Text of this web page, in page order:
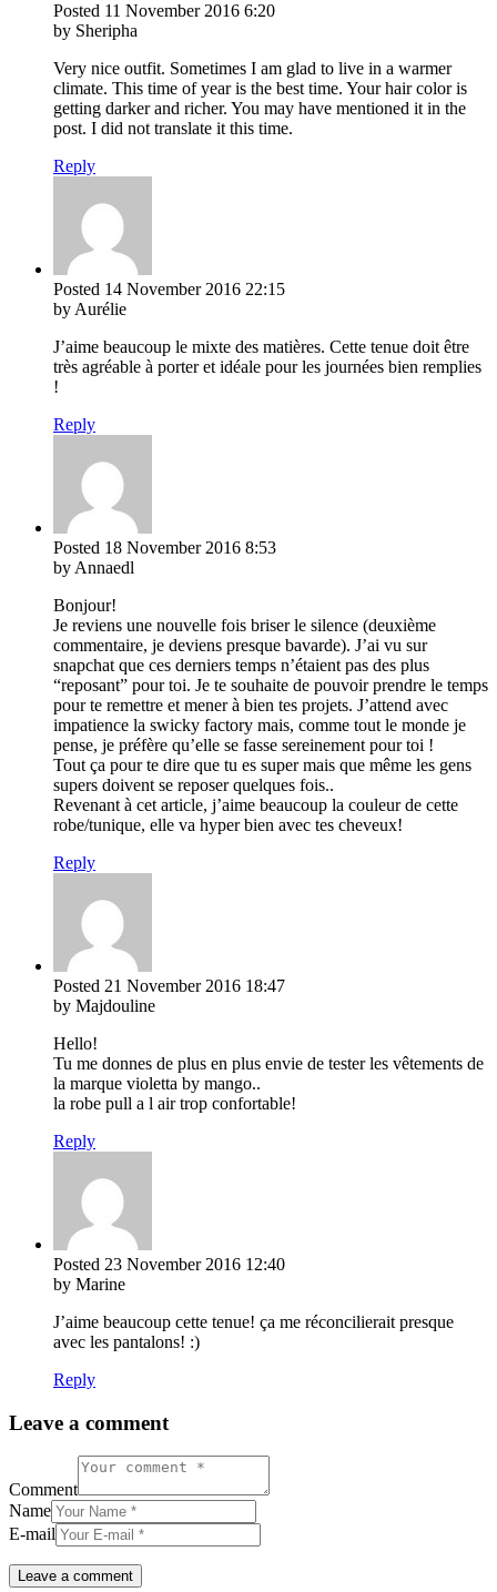
Posted 11 November 2016 6:20
by Sheripha
Very nice outfit. Sometimes I am glad to live in a warmer
climate. This time of year is the best time. Your hair color is
getting darker and richer. You may have mentioned it in the
post. I did not translate it this time.
Reply
Posted 14 November 2016 22:15
by Aurélie
J’aime beaucoup le mixte des matières. Cette tenue doit être
très agréable à porter et idéale pour les journées bien remplies
!
Reply
Posted 18 November 2016 8:53
by Annaedl
Bonjour!
Je reviens une nouvelle fois briser le silence (deuxième
commentaire, je deviens presque bavarde). J’ai vu sur
snapchat que ces derniers temps n’étaient pas des plus
“reposant” pour toi. Je te souhaite de pouvoir prendre le temps
pour te remettre et mener à bien tes projets. J’attend avec
impatience la swicky factory mais, comme tout le monde je
pense, je préfère qu’elle se fasse sereinement pour toi !
Tout ça pour te dire que tu es super mais que même les gens
supers doivent se reposer quelques fois..
Revenant à cet article, j’aime beaucoup la couleur de cette
robe/tunique, elle va hyper bien avec tes cheveux!
Reply
Posted 21 November 2016 18:47
by Majdouline
Hello!
Tu me donnes de plus en plus envie de tester les vêtements de
la marque violetta by mango..
la robe pull a l air trop confortable!
Reply
Posted 23 November 2016 12:40
by Marine
J’aime beaucoup cette tenue! ça me réconcilierait presque
avec les pantalons! :)
Reply
Leave a comment
Comment
Name
E-mail